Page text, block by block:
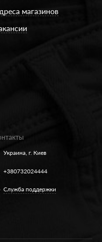
магазинов
Украина, г. Киев
+380732024444
Служба поддержки